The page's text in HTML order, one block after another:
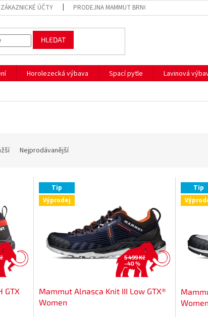
ZÁKAZNICKÉ ÚČTY PRODEJNA MAMMUT BRNO
HLEDAT
Horolezecká výbava Spací pytle Lavinová
Nejprodávanější
GTX
Tip
Výprodej
5 499 Kč
–40 %
Mammut Alnasca Knit III Low GTX®
Women
Tip